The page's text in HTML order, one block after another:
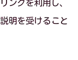
ングを利用し、
明を受けること